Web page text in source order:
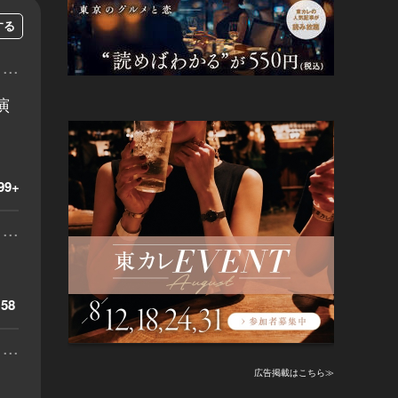
る
...
...
58
...
広告掲載はこちら≫